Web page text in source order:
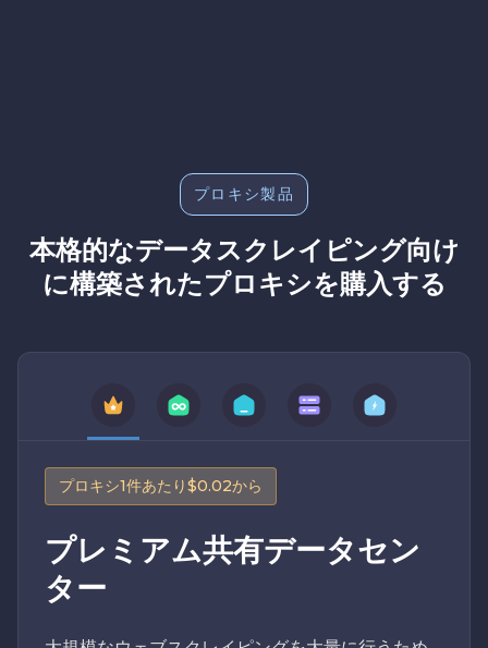
プロキシ製品
本格的なデータスクレイピング向け
に構築されたプロキシを購入する
プロキシ1件あたり$0.02から
プレミアム共有データセン
ター